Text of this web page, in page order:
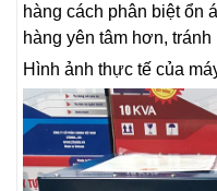
hàng cách phân biệt ổn
hàng yên tâm hơn,
Hình ảnh thực tế của